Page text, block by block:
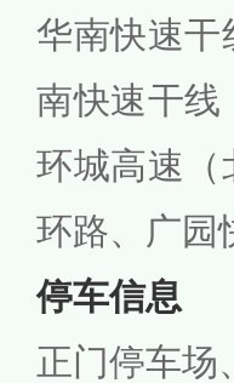
华南快速干
南快速干线
环城高速（
环路、广园
停车信息
正门停车场